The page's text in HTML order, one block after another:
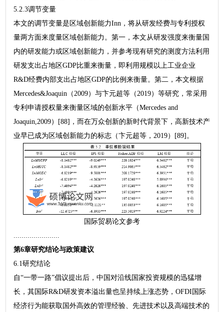
5.2.3调节变量
本文的调节变量是区域创新能力Inn，将从研发经费与专利授权
量两方面来度量区域创新能力。第一，本文从研发强度来衡量国
内的研发能力或区域创新能力，并参考现有研究的测度方法利用
研发支出占地区GDP比重来衡量，即利用规模以上工业企业
R&D经费内部支出占地区GDP的比例来衡量。第二，本文根据
Mercedes&Joaquin（2009）与卞元超等（2019）等研究，常采用
专利申请授权量来衡量区域的创新水平（Mercedes and
Joaquin,2009）[88]，而在万众创新的新时代背景下，高新技术产
业早已成为区域创新能力的标志（卞元超等，2019）[89]。
国际贸易论文参考
第6章研究结论与政策建议
6.1研究结论
自“一带一路”倡议提出后，中国对沿线国家投资规模的迅猛增
长，其国际R&D研发资本溢出量也呈持续上涨态势，OFDI国际
经济行为能获取国外高效的管理经验、先进技术以及高端技术的